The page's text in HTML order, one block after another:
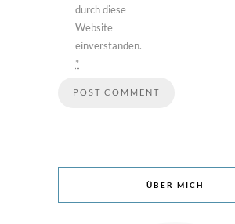
durch diese
Website
einverstanden.
*
ÜBER MICH